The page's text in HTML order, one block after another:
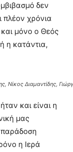
δεν
χρόνια
μόνο ο Θεός
η κατάντια,
Νίκος Διαμαντίδης,
και είναι η
μας
παράδοση
η Ιερά